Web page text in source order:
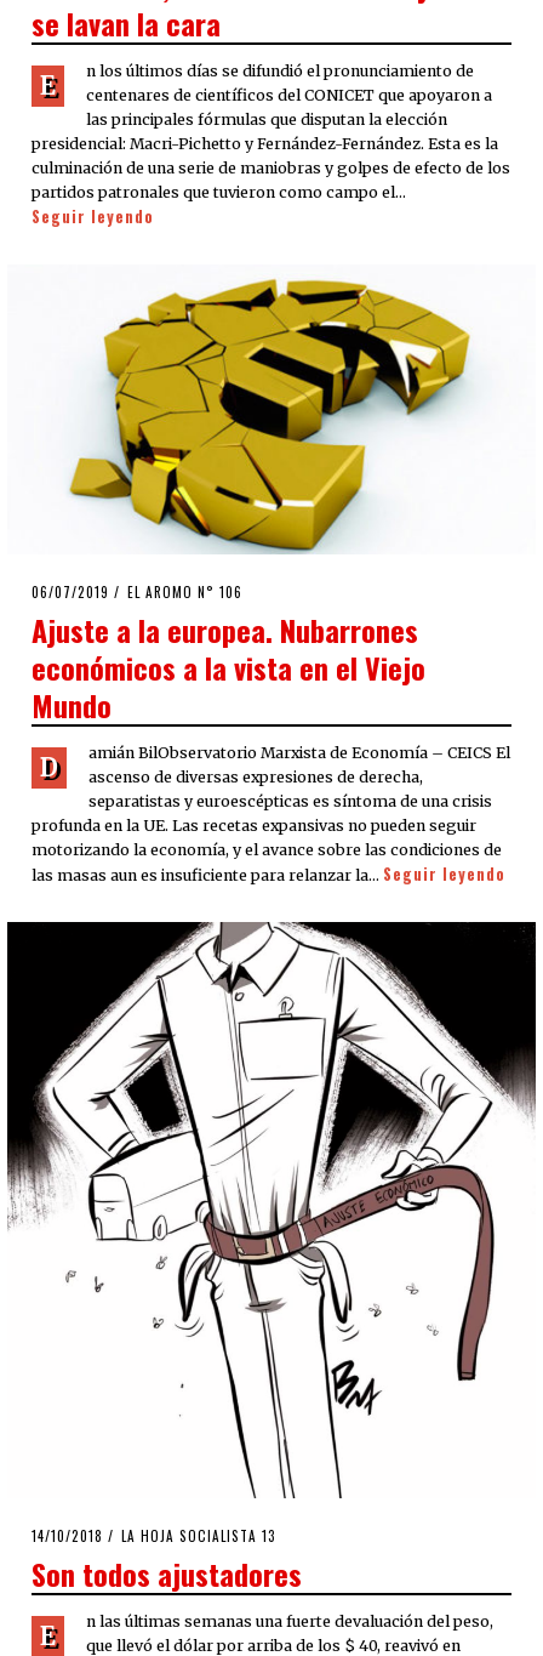
se lavan la cara
E
n los últimos días se difundió el pronunciamiento de
centenares de científicos del CONICET que apoyaron a
las principales fórmulas que disputan la elección
presidencial: Macri-Pichetto y Fernández-Fernández. Esta es la
culminación de una serie de maniobras y golpes de efecto de los
partidos patronales que tuvieron como campo el…
Seguir leyendo
POSTED
06/07/2019 EL AROMO N° 106
Ajuste a la europea. Nubarrones
económicos a la vista en el Viejo
Mundo
D
amián BilObservatorio Marxista de Economía – CEICS El
ascenso de diversas expresiones de derecha,
separatistas y euroescépticas es síntoma de una crisis
profunda en la UE. Las recetas expansivas no pueden seguir
motorizando la economía, y el avance sobre las condiciones de
las masas aun es insuficiente para relanzar la… Seguir leyendo
POSTED
14/10/2018 15/10/2018
LA HOJA SOCIALISTA 13
Son todos ajustadores
E
n las últimas semanas una fuerte devaluación del peso,
que llevó el dólar por arriba de los $ 40, reavivó en